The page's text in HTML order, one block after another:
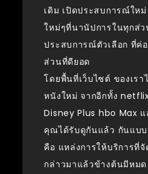
เดิม เปิดประสบการณ์ให
ใหม่ๆที่นานัปการในทุกส่ว
ประสบการณ์ตัวเลือก ที่ค่
ส่วนที่ดียอด
โดยพื้นที่เว็บไซต์ ของเรา
หนังใหม่ จากอีกทั้ง
Disney Plus hbo Max
คุณได้รับดูกันแล้ว กันแบบ
คือ แหล่งการให้บริการที่
กล่าวมาแล้วข้างต้นมีหม